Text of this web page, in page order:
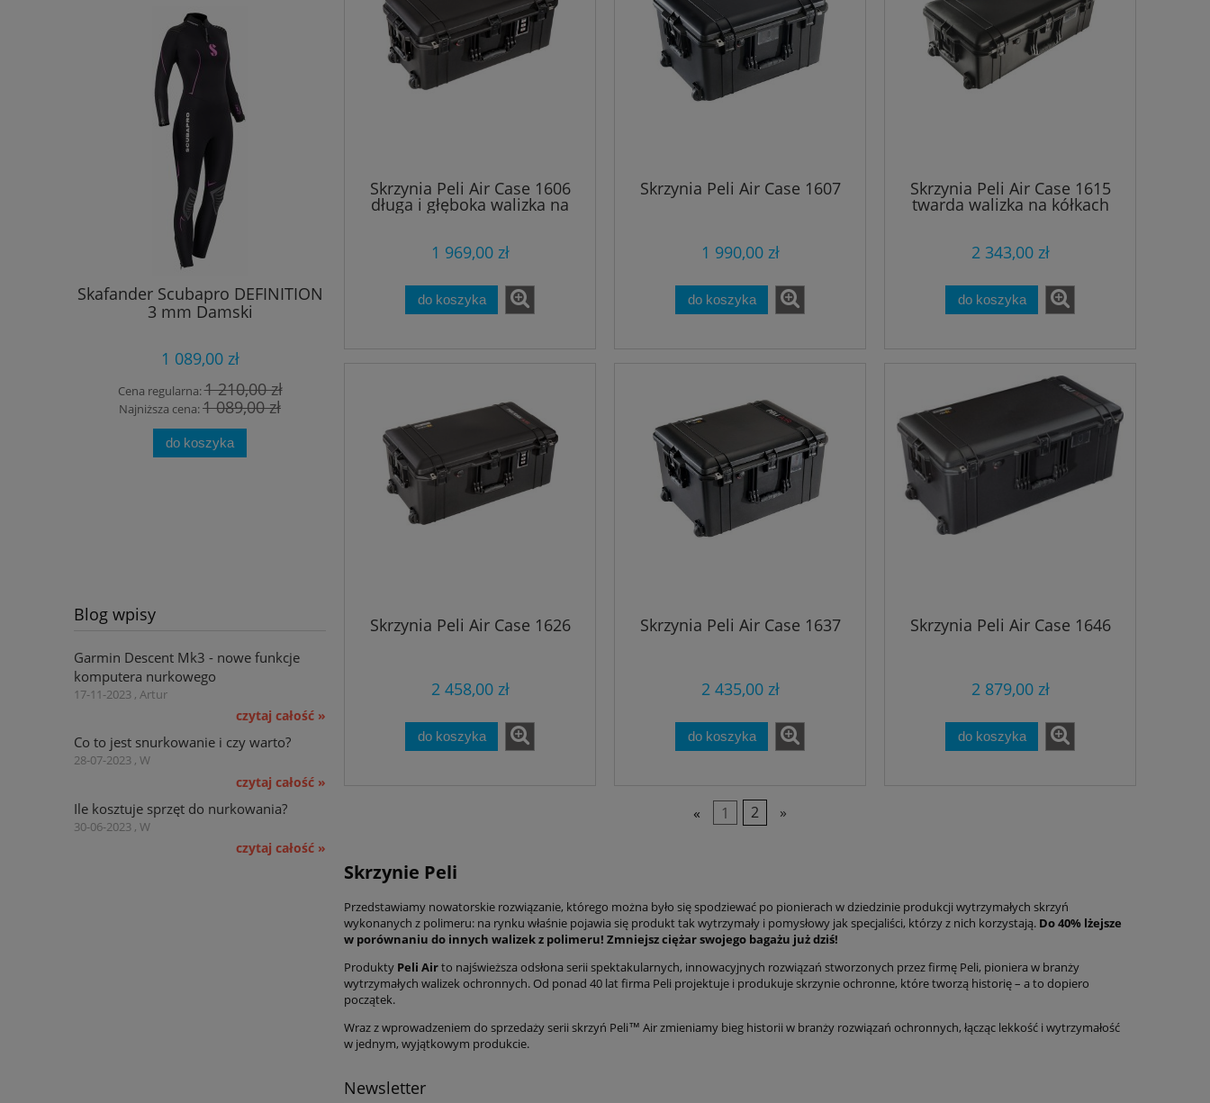
Skafander Scubapro DEFINITION
3 mm Damski
1 089,00 zł
Cena regularna:1 210,00 zł
Najniższa cena:1 089,00 zł
do koszyka
Automat oddechowy Scubapro
MK25 EVO/S620 Ti + S270
4 149,00 zł
Docieplenie Scubapro HYBRID
VEST 6 mm Męski
Najniższa cena:895,00 zł
do koszyka
Automat oddechowy automatów
Mares DUAL 15x
1 398,00 zł
Najniższa cena:1 398,00 zł
do koszyka
Blog wpisy
Garmin Descent Mk3 - nowe funkcje
komputera nurkowego
17-11-2023 , Artur
czytaj całość »
Co to jest snurkowanie i czy warto?
28-07-2023 , W
czytaj całość »
Ile kosztuje sprzęt do nurkowania?
30-06-2023 , W
czytaj całość »
Skrzynia Peli Air Case 1606
długa i głęboka walizka na
kółkach
1 969,00 zł
do koszyka
Skrzynia Peli Air Case 1607
1 990,00 zł
do koszyka
Skrzynia Peli Air Case 1615
twarda walizka na kółkach
2 343,00 zł
do koszyka
Skrzynia Peli Air Case 1626
2 458,00 zł
do koszyka
Skrzynia Peli Air Case 1637
2 435,00 zł
do koszyka
Skrzynia Peli Air Case 1646
2 879,00 zł
do koszyka
« 1 2 »
Skrzynie Peli
Przedstawiamy nowatorskie rozwiązanie, którego można było się spodziewać po pionierach w dziedzinie produkcji wytrzymałych skrzyń
wykonanych z polimeru: na rynku właśnie pojawia się produkt tak wytrzymały i pomysłowy jak specjaliści, którzy z nich korzystają. Do 40% lżejsze
w porównaniu do innych walizek z polimeru! Zmniejsz ciężar swojego bagażu już dziś!
Produkty Peli Airto najświeższa odsłona serii spektakularnych, innowacyjnych rozwiązań stworzonych przez firmę Peli, pioniera w branży
wytrzymałych walizek ochronnych. Od ponad 40 lat firma Peli projektuje i produkuje skrzynie ochronne, które tworzą historię – a to dopiero
początek.
Wraz z wprowadzeniem do sprzedaży serii skrzyń Peli™ Air zmieniamy bieg historii w branży rozwiązań ochronnych, łącząc lekkość i wytrzymałość
w jednym, wyjątkowym produkcie.
Newsletter